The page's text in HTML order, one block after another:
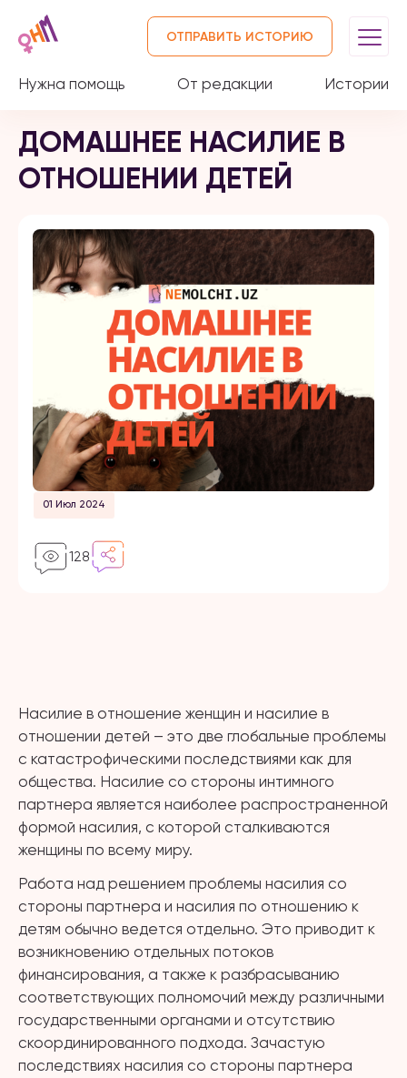
Нужна помощь От редакции Истории
ОТПРАВИТЬ ИСТОРИЮ
ДОМАШНЕЕ НАСИЛИЕ В
ОТНОШЕНИИ ДЕТЕЙ
01 Июл 2024
128
Насилие в отношение женщин и насилие в
отношении детей – это две глобальные проблемы
с катастрофическими последствиями как для
общества. Насилие со стороны интимного
партнера является наиболее распространенной
формой насилия, с которой сталкиваются
женщины по всему миру.
Работа над решением проблемы насилия со
стороны партнера и насилия по отношению к
детям обычно ведется отдельно. Это приводит к
возникновению отдельных потоков
финансирования, а также к разбрасыванию
соответствующих полномочий между различными
государственными органами и отсутствию
скоординированного подхода. Зачастую
последствиях насилия со стороны партнера